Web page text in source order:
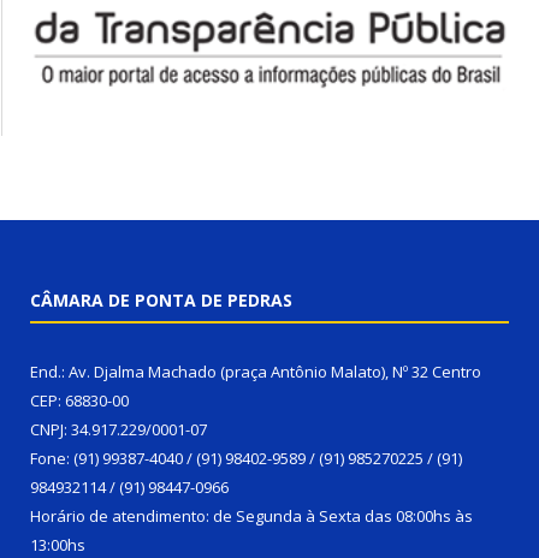
CÂMARA DE PONTA DE PEDRAS
End.: Av. Djalma Machado (praça Antônio Malato), Nº 32 Centro
CEP: 68830-00
CNPJ: 34.917.229/0001-07
Fone: (91) 99387-4040 / (91) 98402-9589 / (91) 985270225 / (91)
984932114 / (91) 98447-0966
Horário de atendimento: de Segunda à Sexta das 08:00hs às
13:00hs